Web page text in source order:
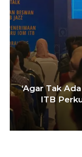
‘Agar Tak
ITB